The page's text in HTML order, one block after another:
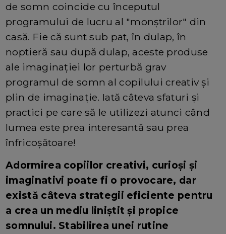
de somn coincide cu începutul
programului de lucru al "monștrilor" din
casă. Fie că sunt sub pat, în dulap, în
noptieră sau după dulap, aceste produse
ale imaginației lor perturbă grav
programul de somn al copilului creativ și
plin de imaginație. Iată câteva sfaturi și
practici pe care să le utilizezi atunci când
lumea este prea interesantă sau prea
înfricoșătoare!
Adormirea copiilor creativi, curioși și
imaginativi poate fi o provocare, dar
există câteva strategii eficiente pentru
a crea un mediu liniștit și propice
somnului. Stabilirea unei rutine